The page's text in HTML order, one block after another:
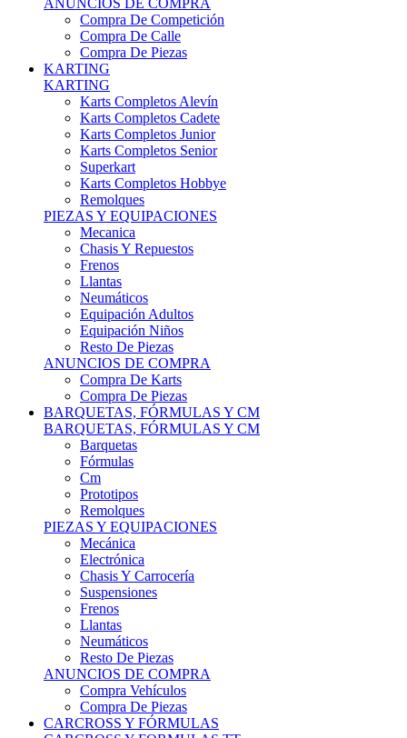
Compra De Calle
Compra De Piezas
KARTING
KARTING
Karts Completos Alevín
Karts Completos Cadete
Karts Completos Junior
Karts Completos Senior
Superkart
Karts Completos Hobbye
Remolques
PIEZAS Y EQUIPACIONES
Mecanica
Chasis Y Repuestos
Frenos
Llantas
Neumáticos
Equipación Adultos
Equipación Niños
Resto De Piezas
ANUNCIOS DE COMPRA
Compra De Karts
Compra De Piezas
BARQUETAS, FÓRMULAS Y CM
BARQUETAS, FÓRMULAS Y CM
Barquetas
Fórmulas
Cm
Prototipos
Remolques
PIEZAS Y EQUIPACIONES
Mecánica
Electrónica
Chasis Y Carrocería
Suspensiones
Frenos
Llantas
Neumáticos
Resto De Piezas
ANUNCIOS DE COMPRA
Compra Vehículos
Compra De Piezas
CARCROSS Y FÓRMULAS
CARCROSS Y FORMULAS TT
Carcross